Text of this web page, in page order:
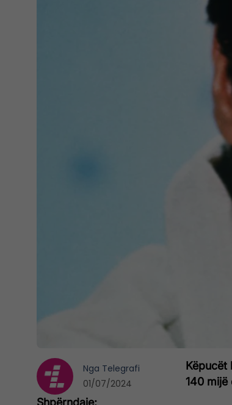
140 mijë
Nga Telegrafi
01/07/2024